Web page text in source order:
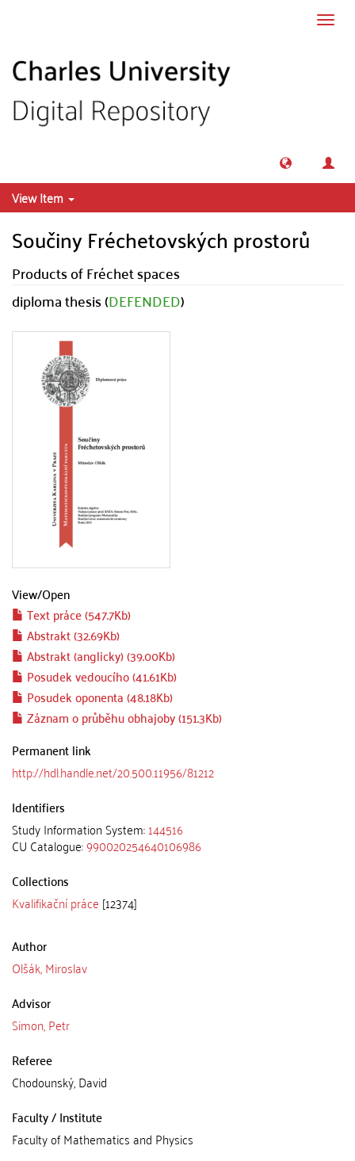
View Item
Součiny Fréchetovských prostorů
Products of Fréchet spaces
diploma thesis (DEFENDED)
View/Open
Text práce (547.7Kb)
Abstrakt (32.69Kb)
Abstrakt (anglicky) (39.00Kb)
Posudek vedoucího (41.61Kb)
Posudek oponenta (48.18Kb)
Záznam o průběhu obhajoby (151.3Kb)
Permanent link
http://hdl.handle.net/20.500.11956/81212
Identifiers
Study Information System:144516
CU Catalogue:990020254640106986
Collections
Kvalifikační práce [12374]
Author
Olšák, Miroslav
Advisor
Simon, Petr
Referee
Chodounský, David
Faculty / Institute
Faculty of Mathematics and Physics